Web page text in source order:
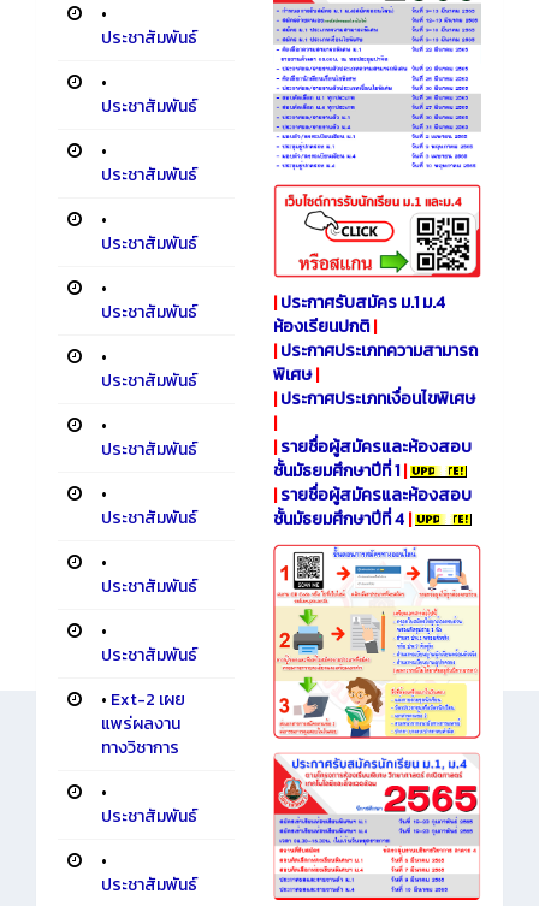
•
ประชาสัมพันธ์
•
ประชาสัมพันธ์
•
ประชาสัมพันธ์
•
ประชาสัมพันธ์
•
ประชาสัมพันธ์
•
ประชาสัมพันธ์
•
ประชาสัมพันธ์
•
ประชาสัมพันธ์
•
ประชาสัมพันธ์
•
ประชาสัมพันธ์
• Ext-2 เผย
แพร่ผลงาน
ทางวิชาการ
•
ประชาสัมพันธ์
•
ประชาสัมพันธ์
|ประกาศรับสมัคร ม.1 ม.4
ห้องเรียนปกติ|
|ประกาศประเภทความสามารถ
พิเศษ|
|ประกาศประเภทเงื่อนไขพิเศษ
|
|รายชื่อผู้สมัครและห้องสอบ
ชั้นมัธยมศึกษาปีที่ 1|
|รายชื่อผู้สมัครและห้องสอบ
ชั้นมัธยมศึกษาปีที่ 4|